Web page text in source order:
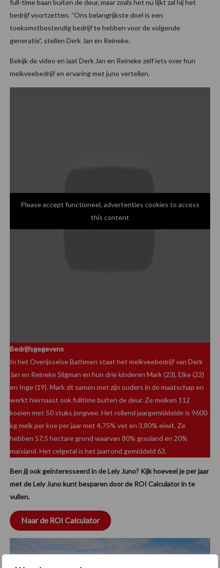
full-time baan buiten de deur, maar zoals het nu lijkt zal hij het
bedrijf voortzetten. “Ons belangrijkste doel is een
toekomstbestendig bedrijf te hebben voor de volgende
generatie”, stellen Derk Jan en Reineke.
Bekijk de video en laat Derk Jan en Reineke zelf iets over hun
melkveebedrijf en ervaring met juno vertellen.
Please accept functioneel, advertenties cookies to access
this content
Bedrijfsgegevens
In het Overijsselse Bathmen staat het melkveebedrijf van Derk
Jan en Reineke Sligman en hun drie kinderen Mark (23), Elke (22)
en Inge (19). Mark zit samen met zijn ouders in de maatschap en
werkt hiernaast ook fulltime buiten de deur. Ze melken 112
koeien met 50 stuks jongvee. Het rollend jaargemiddelde is 9600
kg melk per koe per jaar met 4,75% vet en 3,80% eiwit. Ze
hebben 57,5 hectare grond waarvan 80% grasland en 20%
maïsland. Het celgetal is het jaarrond gemiddeld 63.
Ben jij ook geïnteresseerd in de Lely Juno? Kijk hoeveel je per jaar
met de Lely Juno kunt besparen door de ROI Calculator in te
vullen.
Naar de ROI Calculator